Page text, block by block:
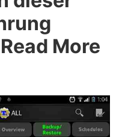
More